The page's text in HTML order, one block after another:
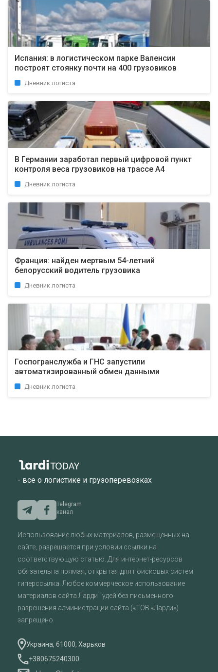
Испания: в логистическом парке Валенсии
построят стоянку почти на 400 грузовиков
Дневник логиста
В Германии заработал первый цифровой пункт
контроля веса грузовиков на трассе A4
Дневник логиста
Франция: найден мертвым 54-летний
белорусский водитель грузовика
Дневник логиста
Госпогранслужба и ГНС запустили
автоматизированный обмен данными
Дневник логиста
- все о логистике и грузоперевозках
Telegram
канал
Использование любых материалов, размещенных на
сайте, разрешается при условии ссылки на
соответствующую статью. Для интернет-ресурсов
обязательна прямая, открытая для поисковых систем
гиперссылка. Любое коммерческое использование
материалов сайта ЛардиТудей без письменного
разрешения администрации сайта («ТОВ «Ларди»)
запрещено.
Украина, 61000, Харьков
+380675240300